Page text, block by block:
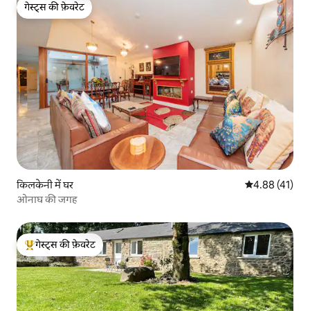
गेस्ट्स की फ़ेवरेट
गेस्ट्स की फ़ेवरेट
किलकेनी में घर औसत रेटिंग 5 में
4.88 (41)
ओनाघ की जगह
गेस्ट्स का टॉप फ़ेवरेट
गेस्ट्स की फ़ेवरेट